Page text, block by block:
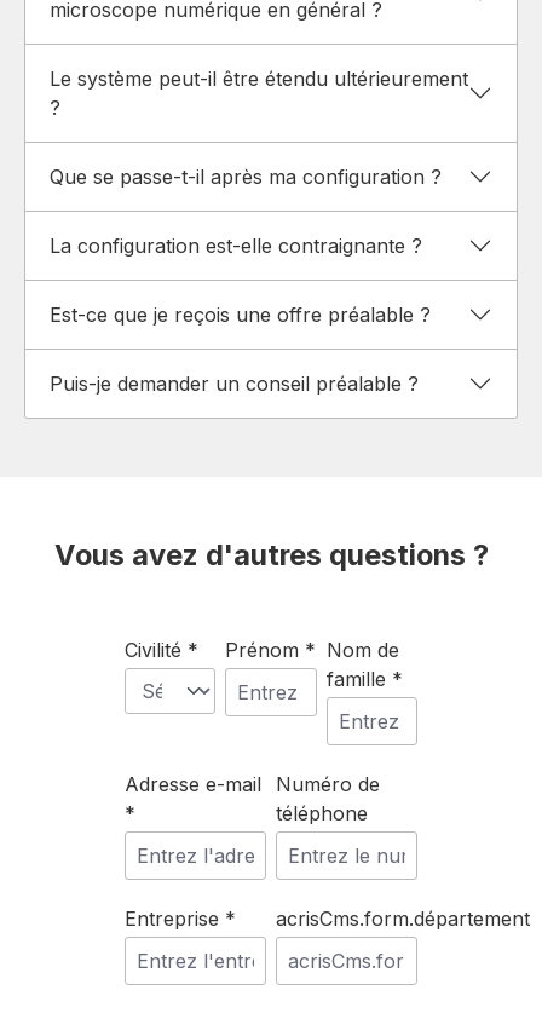
microscope numérique en général ?
Le système peut-il être étendu ultérieurement
?
Que se passe-t-il après ma configuration ?
La configuration est-elle contraignante ?
Est-ce que je reçois une offre préalable ?
Puis-je demander un conseil préalable ?
Vous avez d'autres questions ?
Civilité * Prénom * Nom de
famille *
Adresse e-mail
*
Numéro de
téléphone
Entreprise * acrisCms.form.département